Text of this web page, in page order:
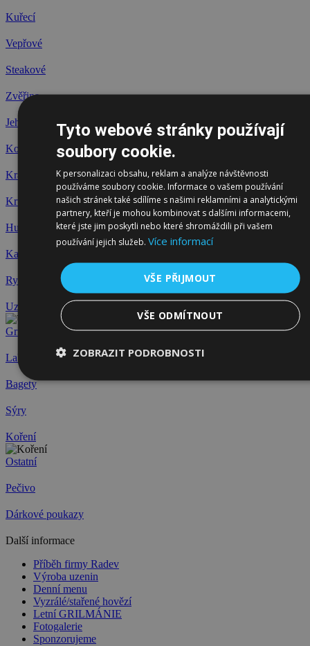
Kuřecí
Vepřové
Steakové
Zvěřina
Jehněčí
Koňské
Králík
Krůtí
Husa
Kachna
Ryby
Uzeniny
Grilmánie
Lahůdky
Bagety
Sýry
Koření
Ostatní
Pečivo
Dárkové poukazy
Další informace
Příběh firmy Radev
Výroba uzenin
Denní menu
Vyzrálé/stařené hovězí
Letní GRILMÁNIE
Fotogalerie
Sponzorujeme
Tyto webové stránky používají
soubory cookie.
K personalizaci obsahu, reklam a analýze návštěvnosti
používáme soubory cookie. Informace o vašem používání
našich stránek také sdílíme s našimi reklamními a analytickými
partnery, kteří je mohou kombinovat s dalšími informacemi,
které jste jim poskytli nebo které shromáždili při vašem
používání jejich služeb. Více informací
VŠE PŘIJMOUT
VŠE ODMÍTNOUT
ZOBRAZIT PODROBNOSTI